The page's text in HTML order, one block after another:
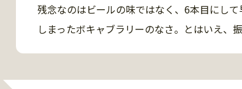
残念なのはビールの味ではなく、6本目にし
しまったボキャブラリーのなさ。とはいえ、